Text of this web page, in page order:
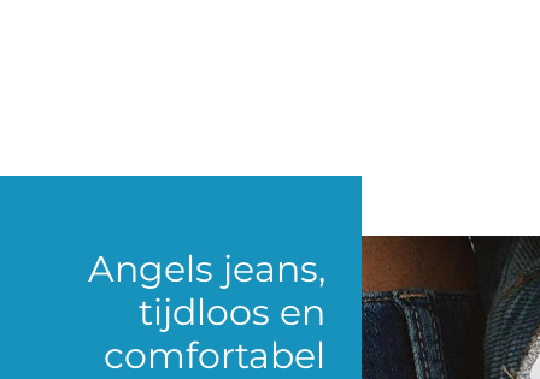
Angels jeans,
tijdloos en
comfortabel